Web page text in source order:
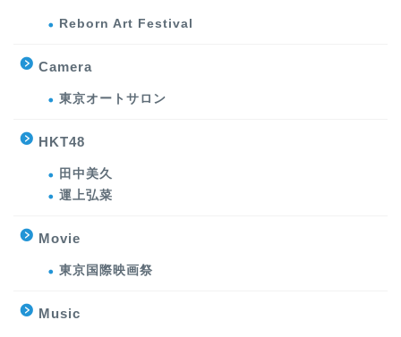
Reborn Art Festival
Camera
東京オートサロン
HKT48
田中美久
運上弘菜
Movie
東京国際映画祭
Music